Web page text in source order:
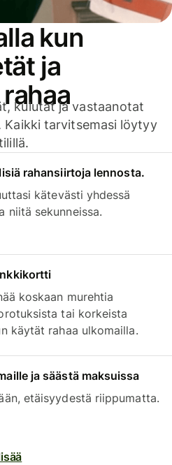
kun
ja
kulutat ja vastaanotat
Kaikki tarvitsemasi löytyy
rahansiirtoja lennosta.
kätevästi yhdessä
niitä sekunneissa.
koskaan murehtia
tai korkeista
käytät rahaa ulkomailla.
ja säästä maksuissa
etäisyydestä riippumatta.